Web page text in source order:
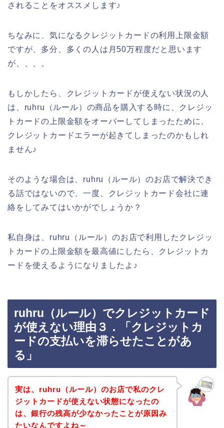
されることをオススメします♪
ちなみに、気になるクレジットカードの利用上限金額
ですが、多分、多くの人は月50万程度だと思います
が、、、。
もしかしたら、クレジットカードが使えない状況の人
は、ruhru（ルール）の商品を購入する時に、クレジッ
トカードの上限金額をオーバーしてしまったために、
クレジットカードエラーが起きてしまったのかもしれ
ません♪
そのような場合は、ruhru（ルール）のお店で解決でき
る話ではないので、一度、クレジットカード会社に連
絡をしてみてはいかがでしょうか？
私自身は、ruhru（ルール）のお店で利用したクレジッ
トカードの上限金額を最高値にしたら、クレジットカ
ードを使えるようになりましたよ♪
ruhru（ルール）でクレジットカード
が使えない理由３．「クレジットカ
ードの支払いを滞らせたことがあ
る」
実は、ruhru（ルール）のお店で私のクレ
ジットカードが使えない状態になったの
は、銀行の残高が少なかったことが原因み
たいなんですよね～